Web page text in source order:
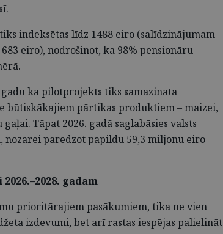
indeksētas līdz 1488 eiro (salīdzinājumam –
eiro), nodrošinot, ka 98% pensionāru
kā pilotprojekts tiks samazināta
būtiskākajiem pārtikas produktiem – maizei,
Tāpat 2026. gadā saglabāsies valsts
nozarei paredzot papildu 59,3 miljonu eiro
gadam
prioritārajiem pasākumiem, tika ne vien
izdevumi, bet arī rastas iespējas palielināt